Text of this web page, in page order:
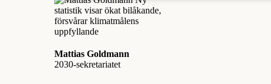
Mattias Goldmann
2030-sekretariatet